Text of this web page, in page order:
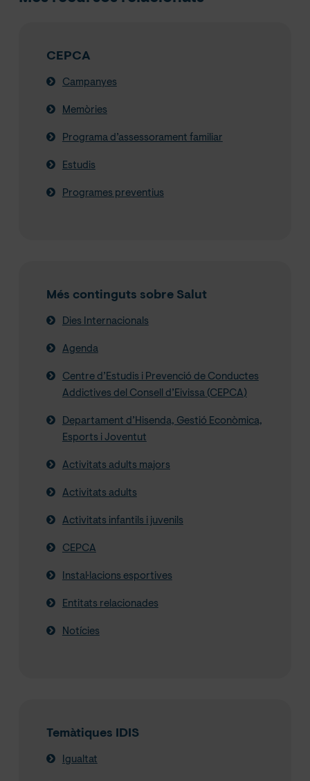
CEPCA
Campanyes
Memòries
Programa d’assessorament familiar
Estudis
Programes preventius
Més continguts sobre Salut
Dies Internacionals
Agenda
Centre d’Estudis i Prevenció de Conductes
Addictives del Consell d’Eivissa (CEPCA)
Departament d’Hisenda, Gestió Econòmica,
Esports i Joventut
Activitats adults majors
Activitats adults
Activitats infantils i juvenils
CEPCA
Instal·lacions esportives
Entitats relacionades
Notícies
Temàtiques IDIS
Igualtat